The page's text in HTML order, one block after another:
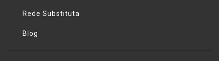
Rede Substituta
Blog